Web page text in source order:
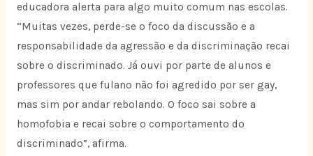
educadora alerta para algo muito comum nas escolas.
“Muitas vezes, perde-se o foco da discussão e a
responsabilidade da agressão e da discriminação recai
sobre o discriminado. Já ouvi por parte de alunos e
professores que fulano não foi agredido por ser gay,
mas sim por andar rebolando. O foco sai sobre a
homofobia e recai sobre o comportamento do
discriminado”, afirma.